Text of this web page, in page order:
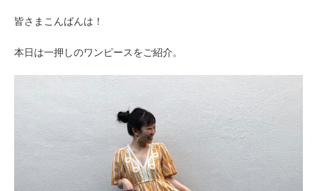
皆さまこんばんは！
本日は一押しのワンピースをご紹介。